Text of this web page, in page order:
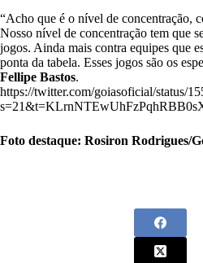
“Acho que é o nível de concentração,
Nosso nível de concentração tem que
jogos. Ainda mais contra equipes que
ponta da tabela. Esses jogos são os
Fellipe Bastos.
https://twitter.com/goiasoficial/status/
Foto destaque: Rosiron Rodrigues/